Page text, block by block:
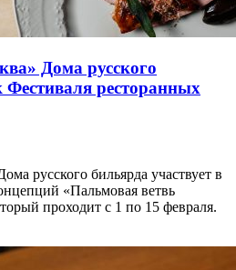
Дома русского
Фестиваля ресторанных
русского бильярда участвует в
«Пальмовая ветвь
проходит с 1 по 15 февраля.